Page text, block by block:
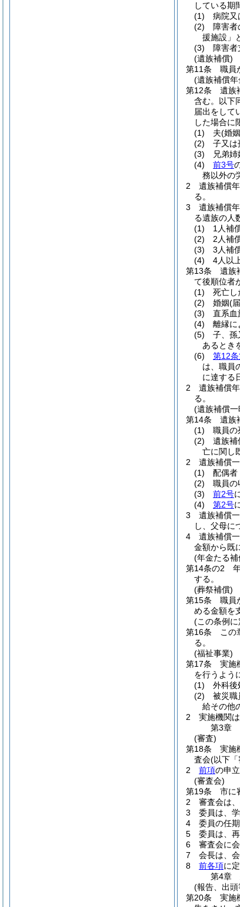
している期
(1)
病院又
(2)
障害
援施設」
(3)
障害者
(遺族補償)
第11条
職員
(遺族補償年
第12条
遺族
含む。以下
届出をして
した場合に
(1)
夫(婚
(2)
子又は
(3)
兄弟
(4)
前3号
務以外の
2
遺族補償
る。
3
遺族補償年
る遺族の人
(1)
1人補
(2)
2人補
(3)
3人補
(4)
4人以
第13条
遺族
て後順位者
(1)
死亡し
(2)
婚姻(
(3)
直系血
(4)
離縁に
(5)
子、孫
あるとき
(6)
第12
は、職員
に達する
2
遺族補償
る。
(遺族補償一
第14条
遺族
(1)
職員の
(2)
遺族補
亡に関し
2
遺族補償
(1)
配偶者
(2)
職員の
(3)
前2号
(4)
第2号
3
遺族補償
し、父母に
4
遺族補償
金額から既
(年金たる
第14条の2
する。
(葬祭補償)
第15条
職員
める金額を
(この条例
第16条
この
る。
(福祉事業)
第17条
実施
を行うよう
(1)
外科後
(2)
被災職
給その他
2
実施機関
第3章
(審査)
第18条
実施
査会(以下「
2
前項の申
(審査会)
第19条
市に
2
審査会は
3
委員は、
4
委員の任
5
委員は、
6
審査会に
7
会長は、
8
前各項に
第4章
(報告、出頭
第20条
実施